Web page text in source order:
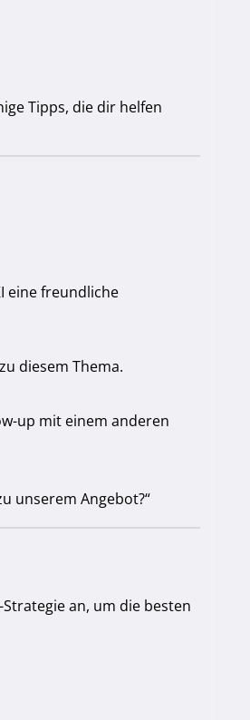
Tipps, die dir helfen
eine freundliche
diesem Thema.
up mit einem anderen
unserem Angebot?“
an, um die besten